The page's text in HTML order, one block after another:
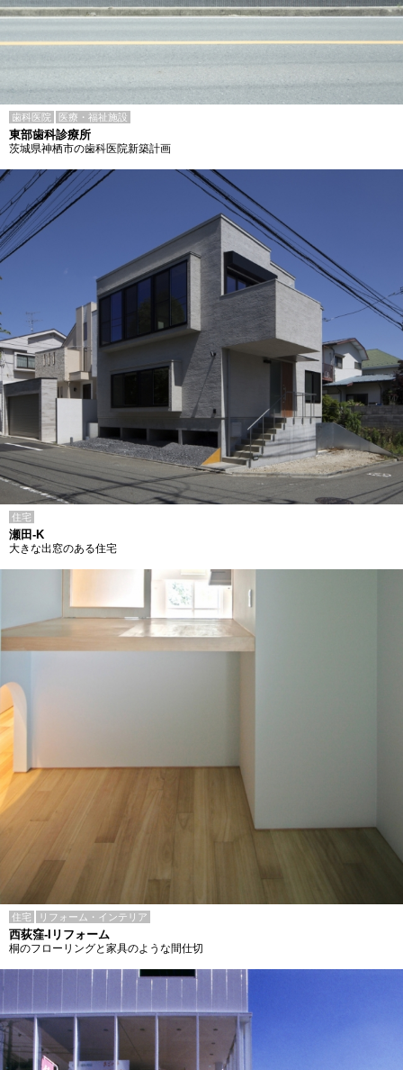
歯科医院 医療・福祉施設
東部歯科診療所
茨城県神栖市の歯科医院新築計画
住宅
瀬田-K
大きな出窓のある住宅
住宅 リフォーム・インテリア
西荻窪-Iリフォーム
桐のフローリングと家具のような間仕切